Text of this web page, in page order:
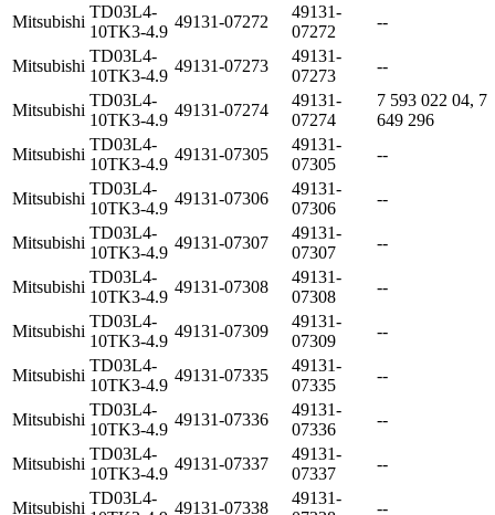
Mitsubishi
TD03L4-
10TK3-4.9
49131-07272
49131-
07272
--
Mitsubishi
TD03L4-
10TK3-4.9
49131-07273
49131-
07273
--
Mitsubishi
TD03L4-
10TK3-4.9
49131-07274
49131-
07274
7 593 022 04, 7
649 296
Mitsubishi
TD03L4-
10TK3-4.9
49131-07305
49131-
07305
--
Mitsubishi
TD03L4-
10TK3-4.9
49131-07306
49131-
07306
--
Mitsubishi
TD03L4-
10TK3-4.9
49131-07307
49131-
07307
--
Mitsubishi
TD03L4-
10TK3-4.9
49131-07308
49131-
07308
--
Mitsubishi
TD03L4-
10TK3-4.9
49131-07309
49131-
07309
--
Mitsubishi
TD03L4-
10TK3-4.9
49131-07335
49131-
07335
--
Mitsubishi
TD03L4-
10TK3-4.9
49131-07336
49131-
07336
--
Mitsubishi
TD03L4-
10TK3-4.9
49131-07337
49131-
07337
--
Mitsubishi
TD03L4-
49131-07338
49131-
--